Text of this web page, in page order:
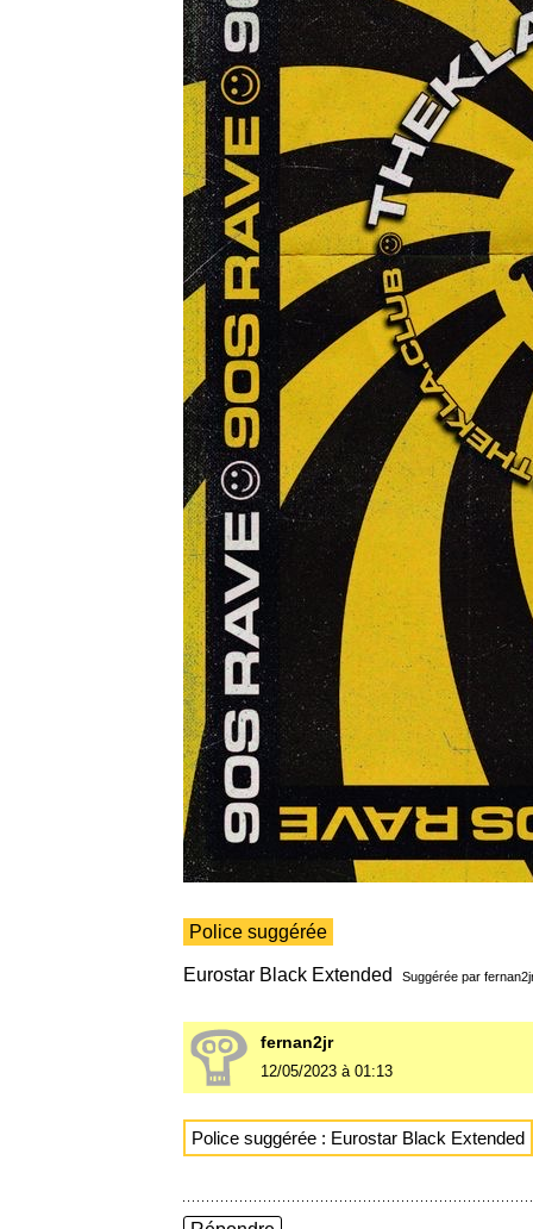
Police suggérée
Eurostar Black Extended Suggérée par
fernan2jr
12/05/2023 à 01:13
Police suggérée : Eurostar Black Extended